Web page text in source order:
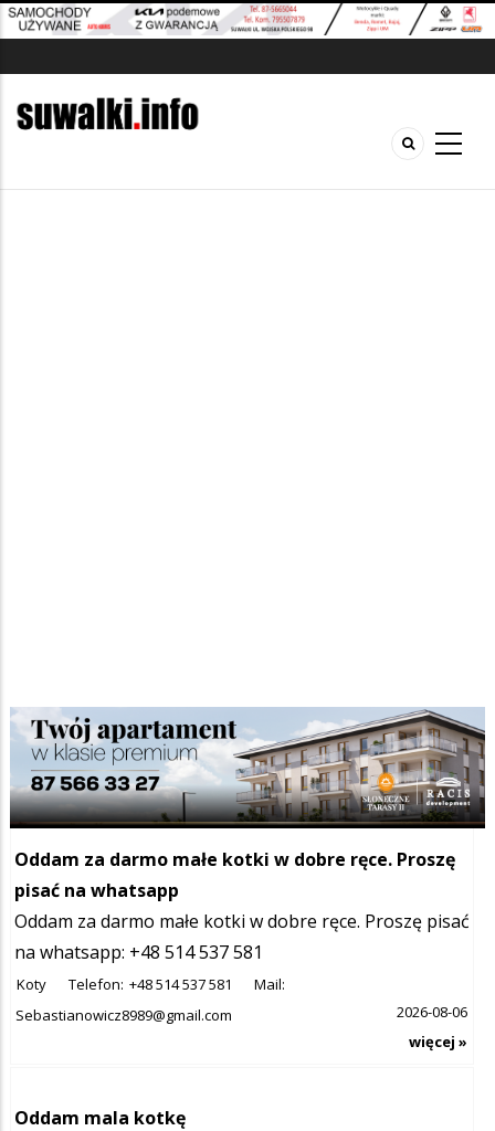
Szukana fraza w ogłoszeniach
Oddam za darmo małe kotki w dobre ręce. Proszę
pisać na whatsapp
Oddam za darmo małe kotki w dobre ręce. Proszę pisać
na whatsapp: +48 514 537 581
Koty Telefon: +48 514 537 581
Mail:
Sebastianowicz8989@gmail.com
2026-08-06
więcej »
Oddam mala kotkę